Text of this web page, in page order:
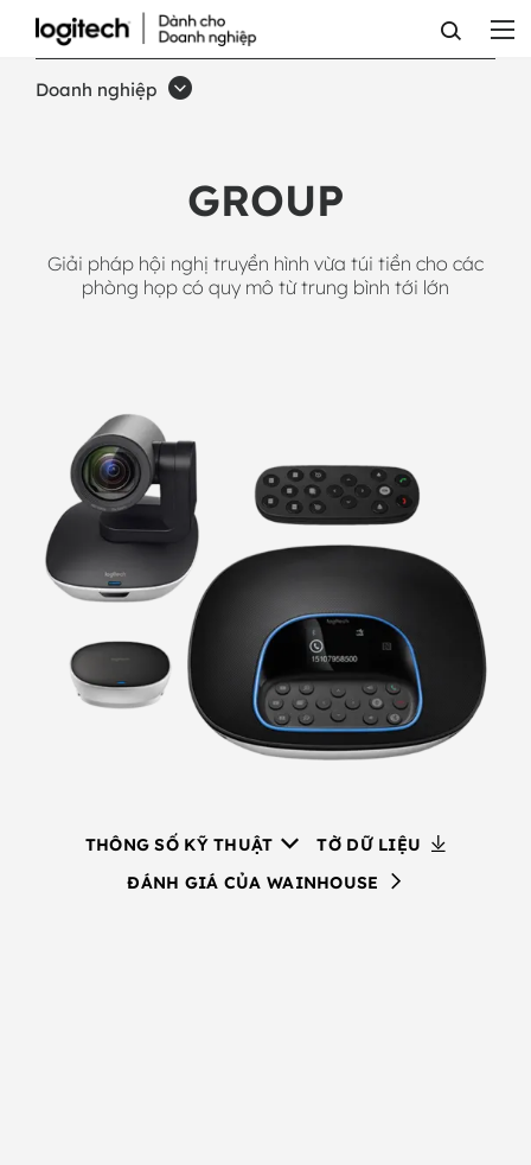
HỆ
THỐNG
HÌNH
GROUP
CĂN
PHÒNG
TỪ
TRUNG
BÌNH
TỚI
LỚN
Doanh nghiệp
GROUP
Giải pháp hội nghị truyền hình vừa túi tiền cho các
phòng họp có quy mô từ trung bình tới lớn
THÔNG SỐ KỸ THUẬT
TỜ DỮ LIỆU
ĐÁNH GIÁ CỦA WAINHOUSE